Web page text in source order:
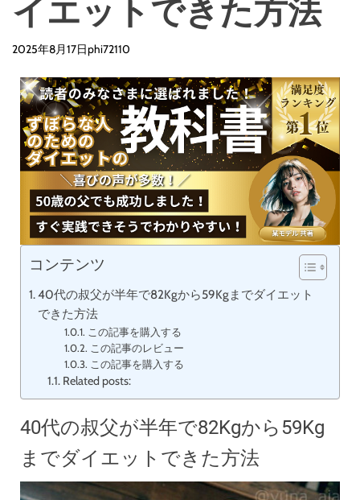
イエットできた方法
2025年8月17日phi72110
コンテンツ
40代の叔父が半年で82Kgから59Kgまでダイエット
できた方法
この記事を購入する
この記事のレビュー
この記事を購入する
Related posts:
40代の叔父が半年で82Kgから59Kg
までダイエットできた方法